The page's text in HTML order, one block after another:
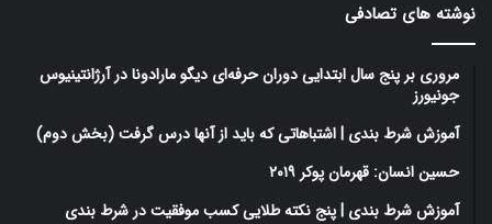
نوشته های تصادفی
مروری بر پنج سال ابتدایی دوران حرفه‌ای دیگو مارادونا در آرژانتینیوس
جونیورز
آموزش شرط بندی | اشتباهاتی که باید از آنها درس گرفت (بخش دوم)
حسین انسان: قهرمان پوکر ۲۰۱۹
آموزش شرط بندی | پنج نکته طلایی کسب موفقیت در شرط بندی